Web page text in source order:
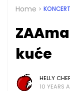
Home KONCERT
kuće
HELLY
10 YEARS